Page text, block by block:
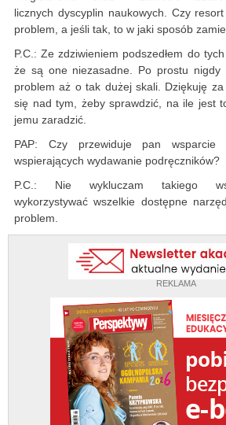
REKLAMA
licznych dyscyplin naukowych. Czy
problem, a jeśli tak, to w jaki sposób
P.C.: Ze zdziwieniem podszedłem do
że są one niezasadne. Po prostu nigdy
problem aż o tak dużej skali. Dziękuję za
się nad tym, żeby sprawdzić, na ile jest
jemu zaradzić.
PAP: Czy przewiduje pan wsparcie
wspierających wydawanie podręczników?
P.C.: Nie wykluczam takiego
wykorzystywać wszelkie dostępne
problem.